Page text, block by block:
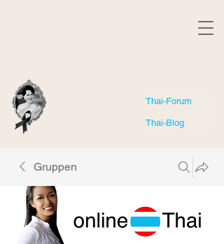
Thai-Blog
Thai-Forum
Gruppen